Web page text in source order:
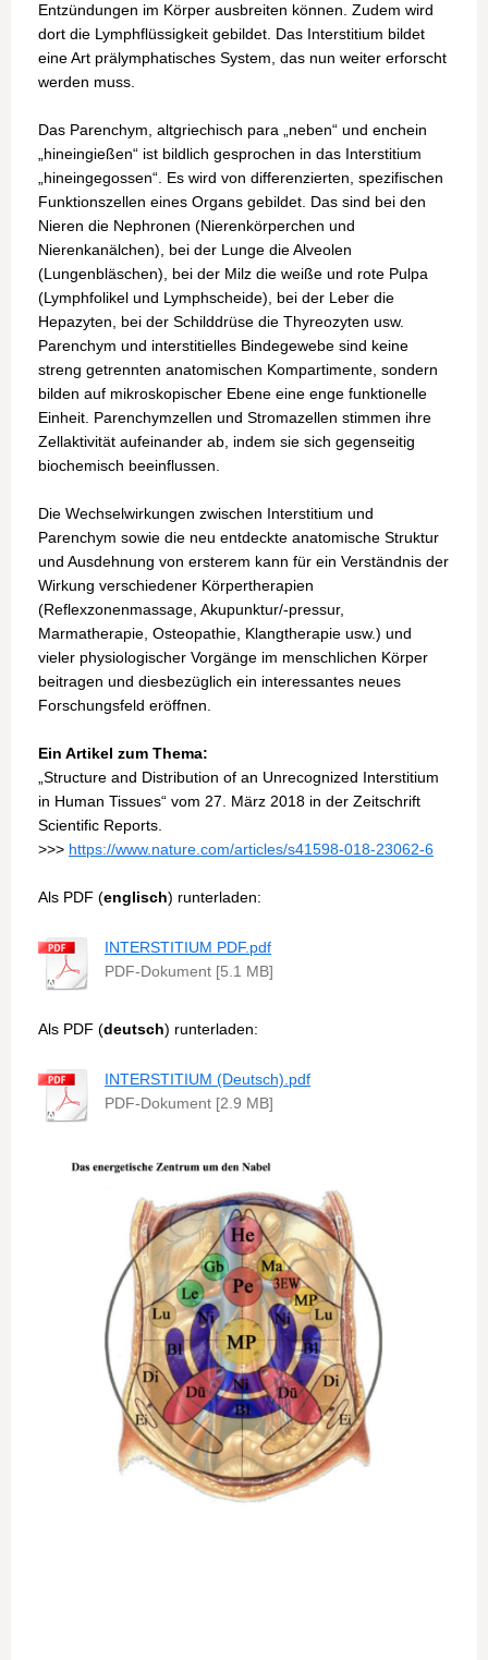
Entzündungen im Körper ausbreiten können. Zudem wird
dort die Lymphflüssigkeit gebildet. Das Interstitium bildet
eine Art prälymphatisches System, das nun weiter erforscht
werden muss.
Das Parenchym, altgriechisch para „neben“ und enchein
„hineingießen“ ist bildlich gesprochen in das Interstitium
„hineingegossen“. Es wird von differenzierten, spezifischen
Funktionszellen eines Organs gebildet. Das sind bei den
Nieren die Nephronen (Nierenkörperchen und
Nierenkanälchen), bei der Lunge die Alveolen
(Lungenbläschen), bei der Milz die weiße und rote Pulpa
(Lymphfolikel und Lymphscheide), bei der Leber die
Hepazyten, bei der Schilddrüse die Thyreozyten usw.
Parenchym und interstitielles Bindegewebe sind keine
streng getrennten anatomischen Kompartimente, sondern
bilden auf mikroskopischer Ebene eine enge funktionelle
Einheit. Parenchymzellen und Stromazellen stimmen ihre
Zellaktivität aufeinander ab, indem sie sich gegenseitig
biochemisch beeinflussen.
Die Wechselwirkungen zwischen Interstitium und
Parenchym sowie die neu entdeckte anatomische Struktur
und Ausdehnung von ersterem kann für ein Verständnis der
Wirkung verschiedener Körpertherapien
(Reflexzonenmassage, Akupunktur/-pressur,
Marmatherapie, Osteopathie, Klangtherapie usw.) und
vieler physiologischer Vorgänge im menschlichen Körper
beitragen und diesbezüglich ein interessantes neues
Forschungsfeld eröffnen.
Ein Artikel zum Thema:
„Structure and Distribution of an Unrecognized Interstitium
in Human Tissues“ vom 27. März 2018 in der Zeitschrift
Scientific Reports.
>>> https://www.nature.com/articles/s41598-018-23062-6
Als PDF (englisch) runterladen:
INTERSTITIUM PDF.pdf
PDF-Dokument [5.1 MB]
Als PDF (deutsch) runterladen:
INTERSTITIUM (Deutsch).pdf
PDF-Dokument [2.9 MB]